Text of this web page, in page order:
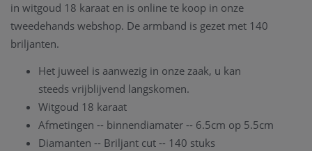
in witgoud 18 karaat en is online te koop in onze
tweedehands webshop. De armband is gezet met 140
briljanten.
Het juweel is aanwezig in onze zaak, u kan
steeds vrijblijvend langskomen.
Witgoud 18 karaat
Afmetingen -- binnendiamater -- 6.5cm op 5.5cm
Diamanten -- Briljant cut -- 140 stuks